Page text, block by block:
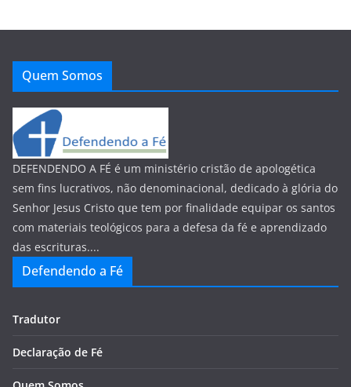
Quem Somos
DEFENDENDO A FÉ é um ministério cristão de apologética
sem fins lucrativos, não denominacional, dedicado à glória do
Senhor Jesus Cristo que tem por finalidade equipar os santos
com materiais teológicos para a defesa da fé e aprendizado
das escrituras....
Defendendo a Fé
Tradutor
Declaração de Fé